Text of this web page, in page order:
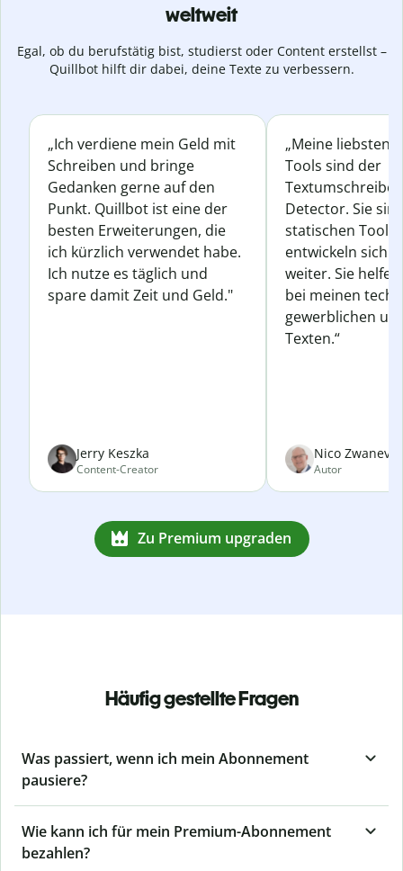
weltweit
Egal, ob du berufstätig bist, studierst oder Content erstellst –
Quillbot hilft dir dabei, deine Texte zu verbessern.
„Ich verdiene mein Geld mit
Schreiben und bringe
Gedanken gerne auf den
Punkt. Quillbot ist eine der
besten Erweiterungen, die
ich kürzlich verwendet habe.
Ich nutze es täglich und
spare damit Zeit und Geld."
Jerry Keszka
Content-Creator
„Meine liebsten
Tools sind der
Detector. Sie
statischen
entwickeln sich
weiter. Sie
bei meinen
gewerblichen
Texten.“
Nico
Autor
Zu Premium upgraden
Häufig gestellte Fragen
Was passiert, wenn ich mein Abonnement
pausiere?
Wie kann ich für mein Premium-Abonnement
bezahlen?